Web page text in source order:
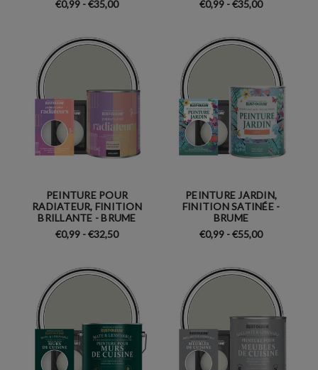
€0,99 - €35,00 €0,99 - €35,00
PEINTURE POUR
RADIATEUR, FINITION
BRILLANTE - BRUME
€0,99 - €32,50
PEINTURE JARDIN,
FINITION SATINÉE -
BRUME
€0,99 - €55,00